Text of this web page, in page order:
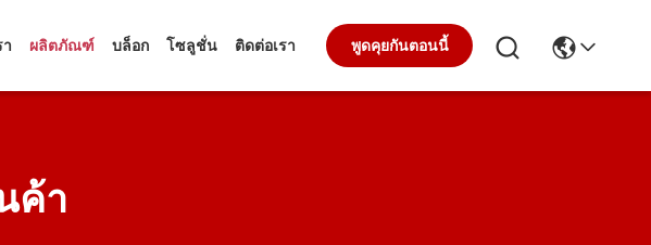
า ผลิตภัณฑ์ บล็อก โซลูชั่น ติดต่อเรา พูดคุยกันตอนนี้
ค้า